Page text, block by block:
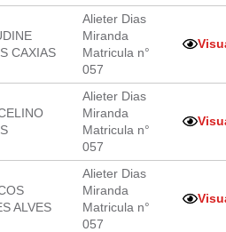
CAXIAS
Alieter Dias
Miranda
Matricula n°
057
Alieter Dias
Miranda
Matricula n°
057
ALVES
Alieter Dias
Miranda
Matricula n°
057